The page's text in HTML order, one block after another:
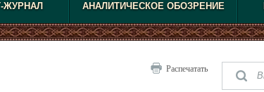
ЖУРНАЛ АНАЛИТИЧЕСКОЕ ОБОЗРЕНИЕ
Распечатать